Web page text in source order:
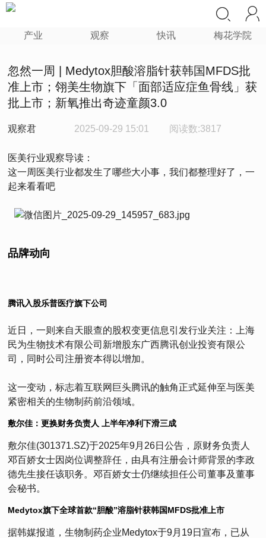
产业 观察 快讯 梅花学院
忽然一周 | Medytox胆酸溶脂针获韩国MFDS批
准上市；翎美生物旗下「面部适应症鱼骨线」获
批上市；新氧推出奇迹童颜3.0
观察君 2025-09-29 15:01 阅读数:3817
医美行业观察导读：
这一周医美行业都发生了哪些大小事，我们都整理好了，一
起来看看吧
品牌动向
腾讯入股乐普医疗旗下公司
近日，一则来自天眼查的股权变更信息引发行业关注：上海
民为生物技术有限公司新增股东广西腾讯创业投资有限公
司，同时公司注册资本得以增加。
这一变动，标志着互联网巨头腾讯的触角正式延伸至与医美
紧密相关的生物制药前沿领域。
敷尔佳：更换财务负责人 上半年净利下滑三成
敷尔佳(301371.SZ)于2025年9月26日公告，原财务负责人
邓百娇女士因岗位调整辞任，由具有注册会计师背景的李政
德先生接任该职务。邓百娇女士仍继续担任公司董事及董事
会秘书。
Medytox旗下全球首款“胆酸”溶脂针获韩国MFDS批准上市
据韩媒报道，生物制药企业Medytox于9月19日宣布，已从